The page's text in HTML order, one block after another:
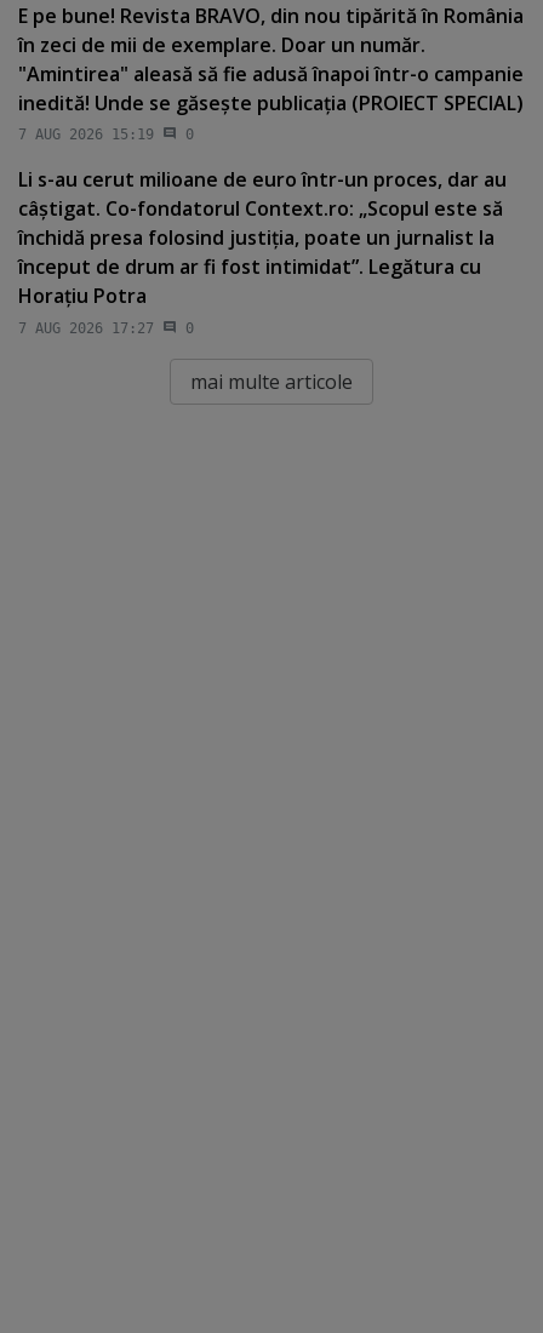
E pe bune! Revista BRAVO, din nou tipărită în România
în zeci de mii de exemplare. Doar un număr.
"Amintirea" aleasă să fie adusă înapoi într-o campanie
inedită! Unde se găseşte publicaţia (PROIECT SPECIAL)
7 AUG 2026 15:19 0
Li s-au cerut milioane de euro într-un proces, dar au
câştigat. Co-fondatorul Context.ro: „Scopul este să
închidă presa folosind justiţia, poate un jurnalist la
început de drum ar fi fost intimidat”. Legătura cu
Horaţiu Potra
7 AUG 2026 17:27 0
mai multe articole